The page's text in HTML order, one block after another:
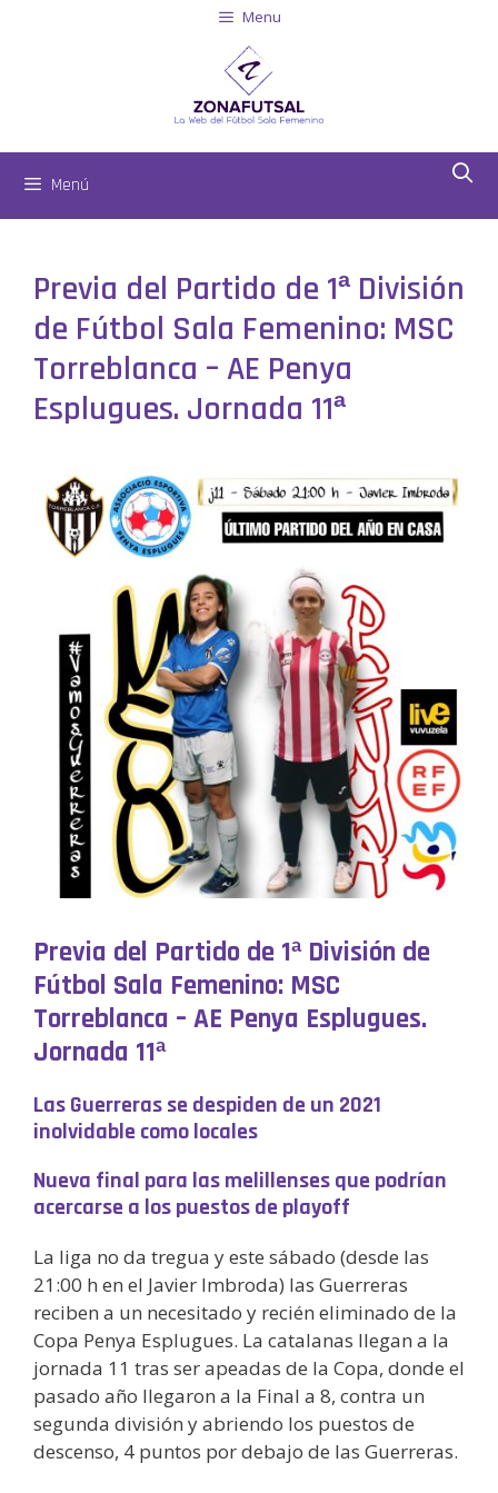
Menu
Menú
Previa del Partido de 1ª División
de Fútbol Sala Femenino: MSC
Torreblanca – AE Penya
Esplugues. Jornada 11ª
Previa del Partido de 1ª División de
Fútbol Sala Femenino: MSC
Torreblanca – AE Penya Esplugues.
Jornada 11ª
Las Guerreras se despiden de un 2021
inolvidable como locales
Nueva final para las melillenses que podrían
acercarse a los puestos de playoff
La liga no da tregua y este sábado (desde las
21:00 h en el Javier Imbroda) las Guerreras
reciben a un necesitado y recién eliminado de la
Copa Penya Esplugues. La catalanas llegan a la
jornada 11 tras ser apeadas de la Copa, donde el
pasado año llegaron a la Final a 8, contra un
segunda división y abriendo los puestos de
descenso, 4 puntos por debajo de las Guerreras.